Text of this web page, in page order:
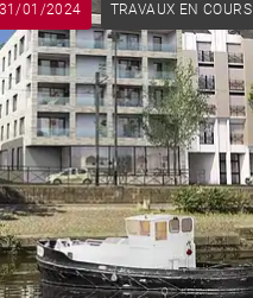
31/01/2024 TRAVAUX EN COURS